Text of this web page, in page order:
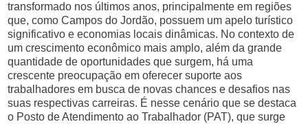
transformado nos últimos anos, principalmente em regiões
que, como Campos do Jordão, possuem um apelo turístico
significativo e economias locais dinâmicas. No contexto de
um crescimento econômico mais amplo, além da grande
quantidade de oportunidades que surgem, há uma
crescente preocupação em oferecer suporte aos
trabalhadores em busca de novas chances e desafios nas
suas respectivas carreiras. É nesse cenário que se destaca
o Posto de Atendimento ao Trabalhador (PAT), que surge